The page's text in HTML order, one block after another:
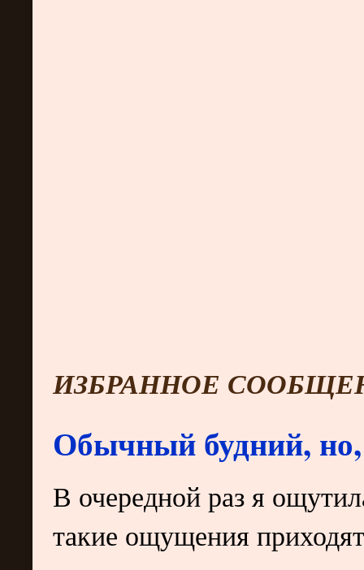
ИЗБРАННОЕ
Обычный будний,
В очередной раз я
такие ощущения